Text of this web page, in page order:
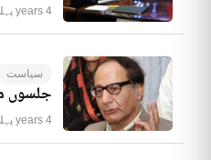
4 years پہلے
سیاست
جلسوں
4 years پہلے